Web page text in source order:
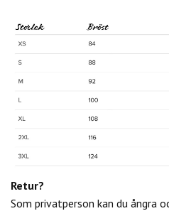
Retur?
Som privatperson kan du ångra